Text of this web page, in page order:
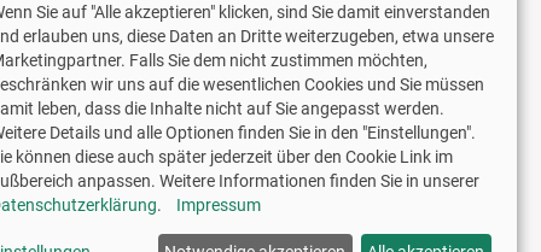
2 Jahre Gewährleistung
Erlaubnis weiterverwendet werden.
Sie auf "Alle akzeptieren" klicken, sind Sie damit einverstanden
erlauben uns, diese Daten an Dritte weiterzugeben, etwa unsere
Falls Sie dem nicht zustimmen möchten,
wir uns auf die wesentlichen Cookies und Sie müssen
leben, dass die Inhalte nicht auf Sie angepasst werden.
Details und alle Optionen finden Sie in den "Einstellungen".
können diese auch später jederzeit über den Cookie Link im
anpassen. Weitere Informationen finden Sie in unserer
. Impressum